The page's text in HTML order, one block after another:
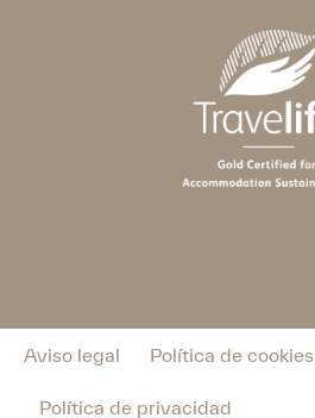
Aviso legal Política de cookies
Política de privacidad